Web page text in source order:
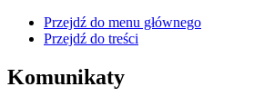
Przejdź do menu głównego
Przejdź do treści
Komunikaty